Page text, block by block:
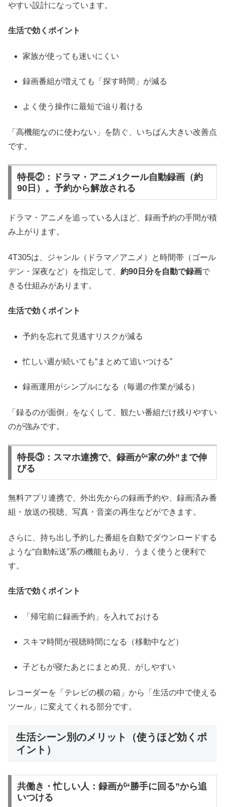
やすい設計になっています。
生活で効くポイント
家族が使っても迷いにくい
録画番組が増えても「探す時間」が減る
よく使う操作に最短で辿り着ける
「高機能なのに使わない」を防ぐ、いちばん大きい改善点
です。
特長②：ドラマ・アニメ1クール自動録画（約
90日）。予約から解放される
ドラマ・アニメを追っている人ほど、録画予約の手間が積
み上がります。
4T305は、ジャンル（ドラマ／アニメ）と時間帯（ゴール
デン・深夜など）を指定して、 約90日分を自動で録画で
きる仕組みがあります。
生活で効くポイント
予約を忘れて見逃すリスクが減る
忙しい週が続いても“まとめて追いつける”
録画運用がシンプルになる（毎週の作業が減る）
「録るのが面倒」をなくして、観たい番組だけ残りやすい
のが強みです。
特長③：スマホ連携で、録画が“家の外”まで伸
びる
無料アプリ連携で、外出先からの録画予約や、録画済み番
組・放送の視聴、写真・音楽の再生などができます。
さらに、持ち出し予約した番組を自動でダウンロードする
ような“自動転送”系の機能もあり、うまく使うと便利で
す。
生活で効くポイント
「帰宅前に録画予約」を入れておける
スキマ時間が視聴時間になる（移動中など）
子どもが寝たあとにまとめ見、がしやすい
レコーダーを「テレビの横の箱」から「生活の中で使える
ツール」に変えてくれる部分です。
生活シーン別のメリット（使うほど効くポ
イント）
共働き・忙しい人：録画が“勝手に回る”から追
いつける